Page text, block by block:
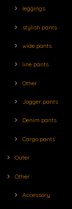
leggings
stylish pants
wide pants
line pants
Other
Jogger pants
Denim pants
Cargo pants
Outer
Other
Accessory